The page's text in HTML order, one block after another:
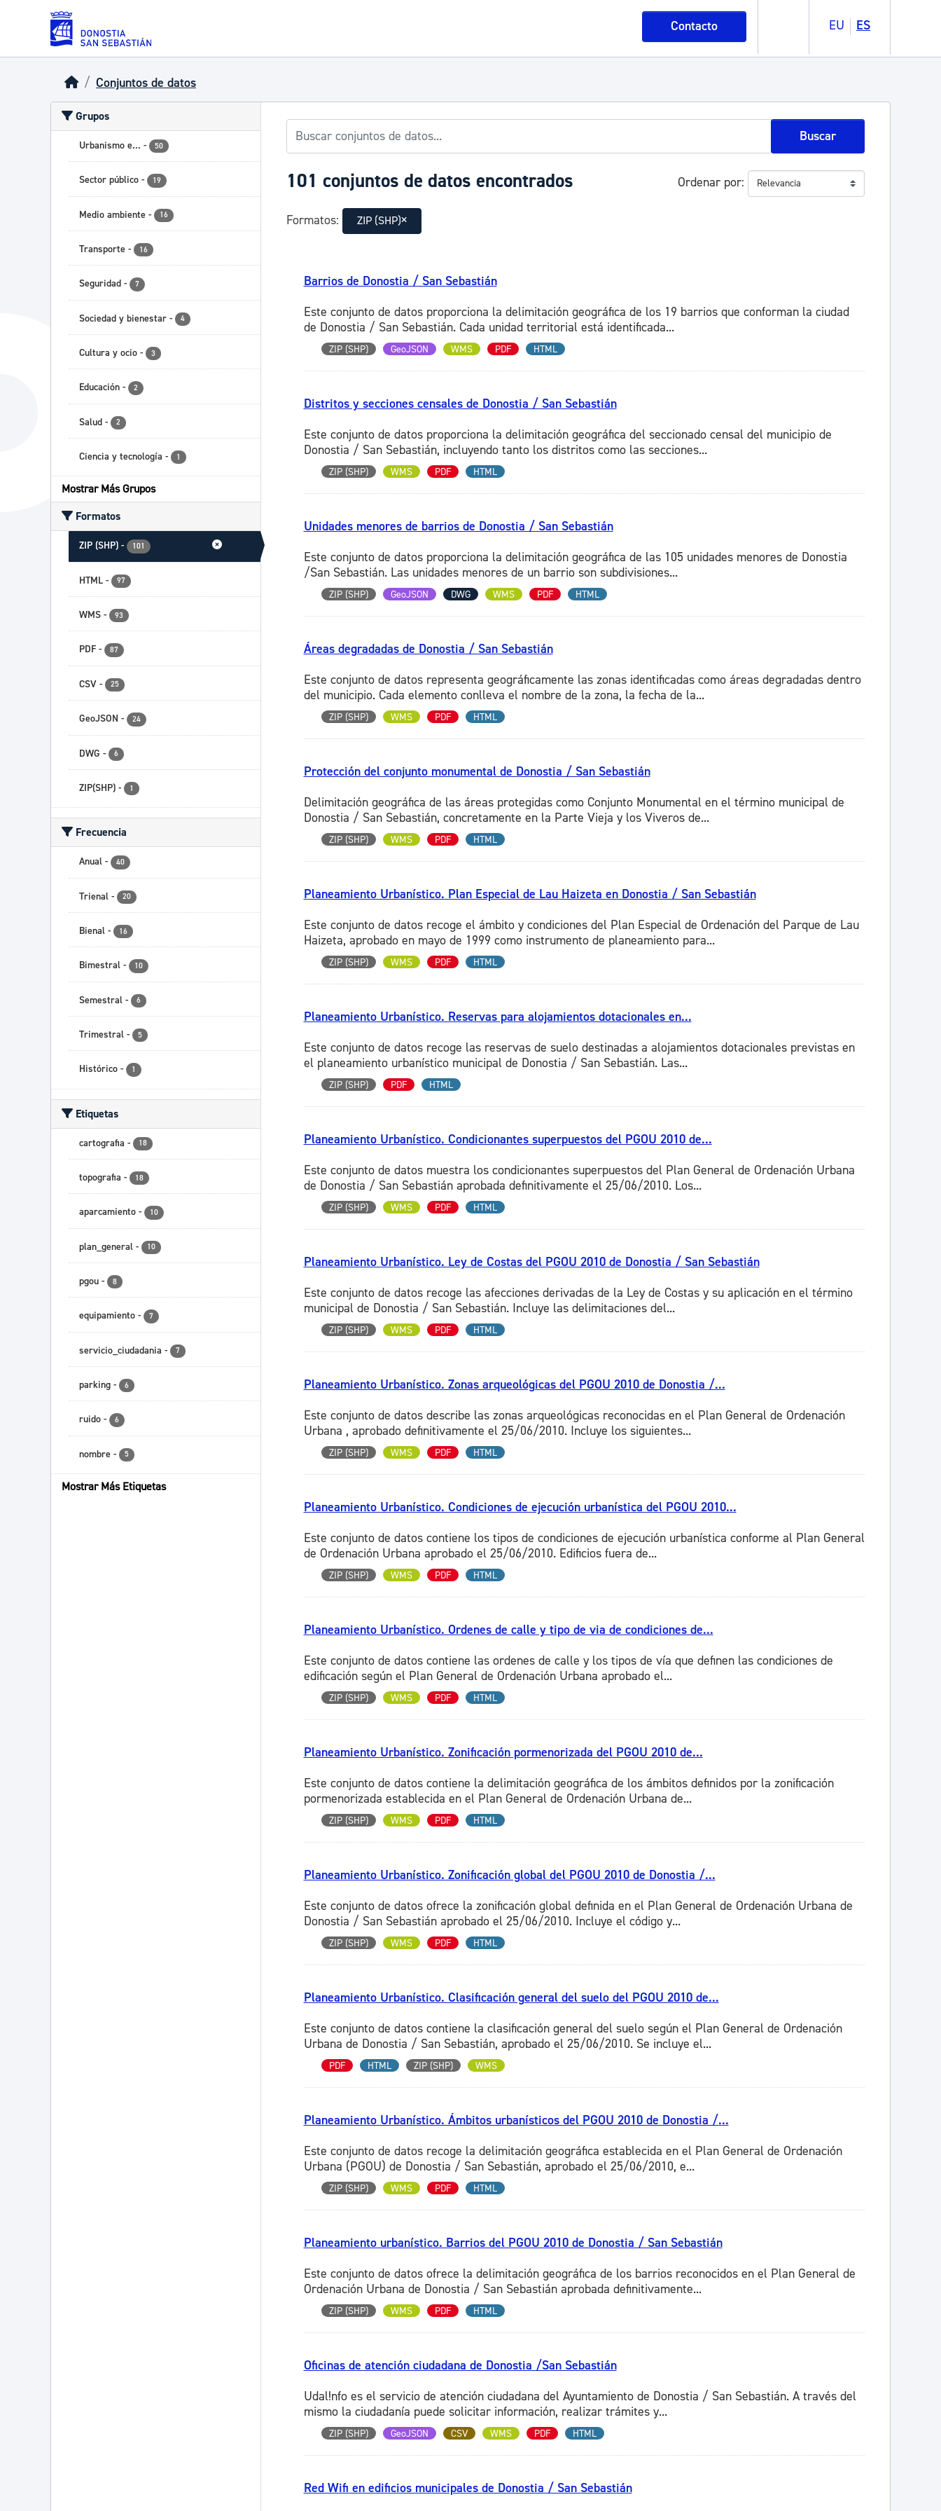
Skip to main content
Contacto
EU ES
Conjuntos de datos
Grupos
Urbanismo e... - 50
Sector público - 19
Medio ambiente - 16
Transporte - 16
Seguridad - 7
Sociedad y bienestar - 4
Cultura y ocio - 3
Educación - 2
Salud - 2
Ciencia y tecnología - 1
Mostrar Más Grupos
Formatos
ZIP (SHP) - 101
HTML - 97
WMS - 93
PDF - 87
CSV - 25
GeoJSON - 24
DWG - 6
ZIP(SHP) - 1
Frecuencia
Anual - 40
Trienal - 20
Bienal - 16
Bimestral - 10
Semestral - 6
Trimestral - 5
Histórico - 1
Etiquetas
cartografia - 18
topografia - 18
aparcamiento - 10
plan_general - 10
pgou - 8
equipamiento - 7
servicio_ciudadania - 7
parking - 6
ruido - 6
nombre - 5
Mostrar Más Etiquetas
Buscar
Ordenar por
101 conjuntos de datos encontrados
Formatos: ZIP (SHP)
Barrios de Donostia / San Sebastián
Este conjunto de datos proporciona la delimitación geográfica de los 19 barrios que conforman la ciudad
de Donostia / San Sebastián. Cada unidad territorial está identificada...
ZIP (SHP) GeoJSON WMS PDF HTML
Distritos y secciones censales de Donostia / San Sebastián
Este conjunto de datos proporciona la delimitación geográfica del seccionado censal del municipio de
Donostia / San Sebastián, incluyendo tanto los distritos como las secciones...
ZIP (SHP) WMS PDF HTML
Unidades menores de barrios de Donostia / San Sebastián
Este conjunto de datos proporciona la delimitación geográfica de las 105 unidades menores de Donostia
/San Sebastián. Las unidades menores de un barrio son subdivisiones...
ZIP (SHP) GeoJSON DWG WMS PDF HTML
Áreas degradadas de Donostia / San Sebastián
Este conjunto de datos representa geográficamente las zonas identificadas como áreas degradadas dentro
del municipio. Cada elemento conlleva el nombre de la zona, la fecha de la...
ZIP (SHP) WMS PDF HTML
Protección del conjunto monumental de Donostia / San Sebastián
Delimitación geográfica de las áreas protegidas como Conjunto Monumental en el término municipal de
Donostia / San Sebastián, concretamente en la Parte Vieja y los Viveros de...
ZIP (SHP) WMS PDF HTML
Planeamiento Urbanístico. Plan Especial de Lau Haizeta en Donostia / San Sebastián
Este conjunto de datos recoge el ámbito y condiciones del Plan Especial de Ordenación del Parque de Lau
Haizeta, aprobado en mayo de 1999 como instrumento de planeamiento para...
ZIP (SHP) WMS PDF HTML
Planeamiento Urbanístico. Reservas para alojamientos dotacionales en...
Este conjunto de datos recoge las reservas de suelo destinadas a alojamientos dotacionales previstas en
el planeamiento urbanístico municipal de Donostia / San Sebastián. Las...
ZIP (SHP) PDF HTML
Planeamiento Urbanístico. Condicionantes superpuestos del PGOU 2010 de...
Este conjunto de datos muestra los condicionantes superpuestos del Plan General de Ordenación Urbana
de Donostia / San Sebastián aprobada definitivamente el 25/06/2010. Los...
ZIP (SHP) WMS PDF HTML
Planeamiento Urbanístico. Ley de Costas del PGOU 2010 de Donostia / San Sebastián
Este conjunto de datos recoge las afecciones derivadas de la Ley de Costas y su aplicación en el término
municipal de Donostia / San Sebastián. Incluye las delimitaciones del...
ZIP (SHP) WMS PDF HTML
Planeamiento Urbanístico. Zonas arqueológicas del PGOU 2010 de Donostia /...
Este conjunto de datos describe las zonas arqueológicas reconocidas en el Plan General de Ordenación
Urbana , aprobado definitivamente el 25/06/2010. Incluye los siguientes...
ZIP (SHP) WMS PDF HTML
Planeamiento Urbanístico. Condiciones de ejecución urbanística del PGOU 2010...
Este conjunto de datos contiene los tipos de condiciones de ejecución urbanística conforme al Plan General
de Ordenación Urbana aprobado el 25/06/2010. Edificios fuera de...
ZIP (SHP) WMS PDF HTML
Planeamiento Urbanístico. Ordenes de calle y tipo de via de condiciones de...
Este conjunto de datos contiene las ordenes de calle y los tipos de vía que definen las condiciones de
edificación según el Plan General de Ordenación Urbana aprobado el...
ZIP (SHP) WMS PDF HTML
Planeamiento Urbanístico. Zonificación pormenorizada del PGOU 2010 de...
Este conjunto de datos contiene la delimitación geográfica de los ámbitos definidos por la zonificación
pormenorizada establecida en el Plan General de Ordenación Urbana de...
ZIP (SHP) WMS PDF HTML
Planeamiento Urbanístico. Zonificación global del PGOU 2010 de Donostia /...
Este conjunto de datos ofrece la zonificación global definida en el Plan General de Ordenación Urbana de
Donostia / San Sebastián aprobado el 25/06/2010. Incluye el código y...
ZIP (SHP) WMS PDF HTML
Planeamiento Urbanístico. Clasificación general del suelo del PGOU 2010 de...
Este conjunto de datos contiene la clasificación general del suelo según el Plan General de Ordenación
Urbana de Donostia / San Sebastián, aprobado el 25/06/2010. Se incluye el...
PDF HTML ZIP (SHP) WMS
Planeamiento Urbanístico. Ámbitos urbanísticos del PGOU 2010 de Donostia /...
Este conjunto de datos recoge la delimitación geográfica establecida en el Plan General de Ordenación
Urbana (PGOU) de Donostia / San Sebastián, aprobado el 25/06/2010, e...
ZIP (SHP) WMS PDF HTML
Planeamiento urbanístico. Barrios del PGOU 2010 de Donostia / San Sebastián
Este conjunto de datos ofrece la delimitación geográfica de los barrios reconocidos en el Plan General de
Ordenación Urbana de Donostia / San Sebastián aprobada definitivamente...
ZIP (SHP) WMS PDF HTML
Oficinas de atención ciudadana de Donostia /San Sebastián
Udal!nfo es el servicio de atención ciudadana del Ayuntamiento de Donostia / San Sebastián. A través del
mismo la ciudadanía puede solicitar información, realizar trámites y...
ZIP (SHP) GeoJSON CSV WMS PDF HTML
Red Wifi en edificios municipales de Donostia / San Sebastián